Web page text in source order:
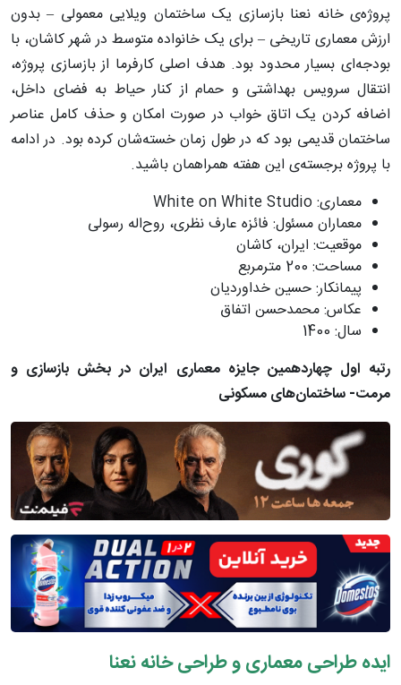
پروژه‌ی خانه­ نعنا بازسازی یک ساختمان ویلایی معمولی – بدون
ارزش معماری تاریخی – برای یک خانواده متوسط در شهر کاشان، با
بودجه‌ای بسیار محدود بود. هدف اصلی کارفرما از بازسازی پروژه،
انتقال سرویس بهداشتی و حمام از کنار حیاط به فضای داخل،
اضافه کردن یک اتاق خواب در صورت امکان و حذف کامل عناصر
ساختمان قدیمی بود که در طول زمان خسته‌شان کرده بود. در ادامه
با پروژه برجسته‌ی این هفته همراهمان باشید.
معماری: White on White Studio
معماران مسئول: فائزه عارف نظری، روح‌اله رسولی
موقعیت: ایران، کاشان
مساحت: 200 مترمربع
پیمانکار: حسین خداوردیان
عکاس: محمدحسن اتفاق
سال: 1400
رتبه اول چهاردهمین جایزه معماری ایران در بخش بازسازی و
مرمت- ساختمان‌های مسکونی
ایده طراحی معماری و طراحی خانه نعنا